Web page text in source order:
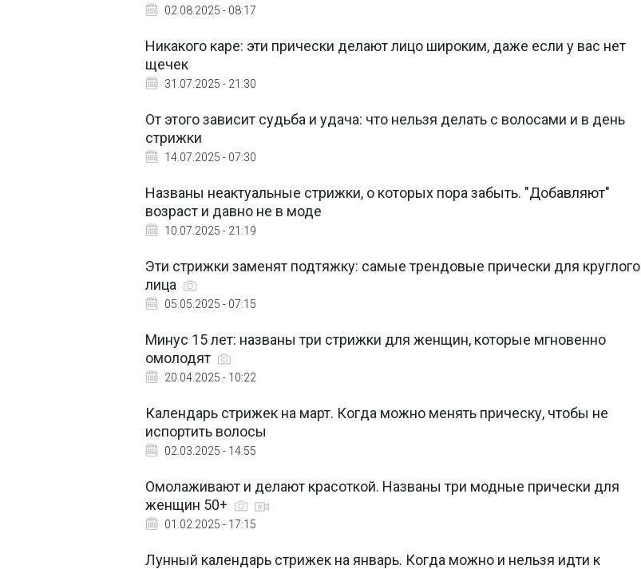
02.08.2025 - 08:17
Никакого каре: эти прически делают лицо широким, даже если у вас нет
щечек
31.07.2025 - 21:30
От этого зависит судьба и удача: что нельзя делать с волосами и в день
стрижки
14.07.2025 - 07:30
Названы неактуальные стрижки, о которых пора забыть. "Добавляют"
возраст и давно не в моде
10.07.2025 - 21:19
Эти стрижки заменят подтяжку: самые трендовые прически для круглого
лица
05.05.2025 - 07:15
Минус 15 лет: названы три стрижки для женщин, которые мгновенно
омолодят
20.04.2025 - 10:22
Календарь стрижек на март. Когда можно менять прическу, чтобы не
испортить волосы
02.03.2025 - 14:55
Омолаживают и делают красоткой. Названы три модные прически для
женщин 50+
01.02.2025 - 17:15
Лунный календарь стрижек на январь. Когда можно и нельзя идти к